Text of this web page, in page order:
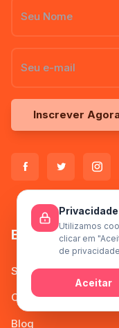
Inscrever
Empresa
Sobre Nós
Contato
Blog
Utilizamos
clicar em
de
Aceitar